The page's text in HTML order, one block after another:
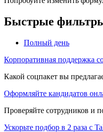
Быстрые
Полный день
Корпоративная поддержка
Какой соцпакет вы
Оформляйте кандидатов
Проверяйте сотрудников и
Ускорьте подбор в 2 раза с